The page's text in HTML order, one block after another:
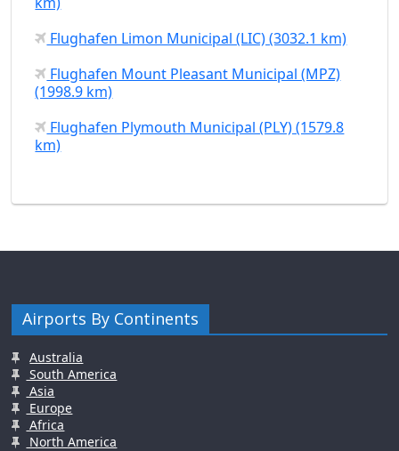
Flughafen Limon Municipal (LIC) (3032.1 km)
Flughafen Mount Pleasant Municipal (MPZ)
(1998.9 km)
Flughafen Plymouth Municipal (PLY) (1579.8
km)
Airports By Continents
Australia
South America
Asia
Europe
Africa
North America